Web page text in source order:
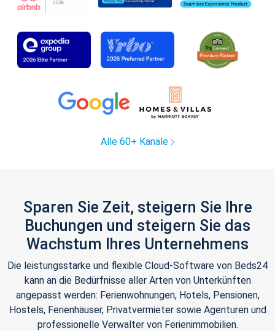
Alle 60+ Kanäle
Sparen Sie Zeit, steigern Sie Ihre
Buchungen und steigern Sie das
Wachstum Ihres Unternehmens
Die leistungsstarke und flexible Cloud-Software von Beds24
kann an die Bedürfnisse aller Arten von Unterkünften
angepasst werden: Ferienwohnungen, Hotels, Pensionen,
Hostels, Ferienhäuser, Privatvermieter sowie Agenturen und
professionelle Verwalter von Ferienimmobilien.